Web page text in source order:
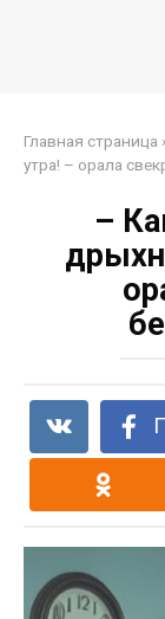
Главная страница
утра! – орала
–